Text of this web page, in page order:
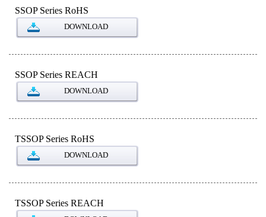
SSOP Series RoHS
DOWNLOAD
SSOP Series REACH
DOWNLOAD
TSSOP Series RoHS
DOWNLOAD
TSSOP Series REACH